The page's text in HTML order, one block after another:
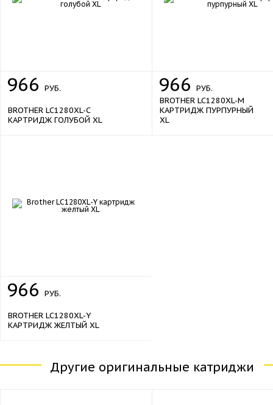
966 РУБ.
BROTHER LC1280XL-C
КАРТРИДЖ ГОЛУБОЙ XL
966 РУБ.
BROTHER LC1280XL-M
КАРТРИДЖ ПУРПУРНЫЙ
XL
966 РУБ.
BROTHER LC1280XL-Y
КАРТРИДЖ ЖЕЛТЫЙ XL
Другие оригинальные катриджи